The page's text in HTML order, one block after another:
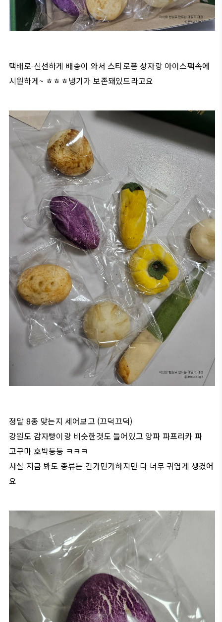
택배로 신선하게 배송이 와서 스티로폼 상자랑 아이스팩속에
시원하게~ ㅎㅎㅎ냉기가 보존돼있드라고요
정말 8종 맞는지 세어보고 (끄덕끄덕)
강원도 감자빵이랑 비슷한것도 들어있고 양파 파프리카 파
고구마 호박등등 ㅋㅋㅋ
사실 지금 봐도 종류는 긴가민가하지만 다 너무 귀엽게 생겼어
요